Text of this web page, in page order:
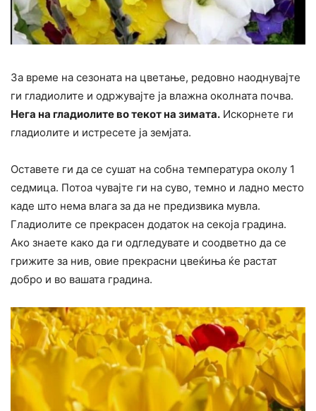
За време на сезоната на цветање, редовно наоднувајте
ги гладиолите и одржувајте ја влажна околната почва.
Нега на гладиолите во текот на зимата. Искорнете ги
гладиолите и истресете ја земјата.
Оставете ги да се сушат на собна температура околу 1
седмица. Потоа чувајте ги на суво, темно и ладно место
каде што нема влага за да не предизвика мувла.
Гладиолите се прекрасен додаток на секоја градина.
Ако знаете како да ги одгледувате и соодветно да се
грижите за нив, овие прекрасни цвеќиња ќе растат
добро и во вашата градина.